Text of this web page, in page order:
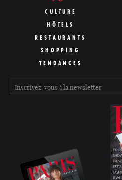
CULTURE
HÔTELS
RESTAURANTS
SHOPPING
TENDANCES